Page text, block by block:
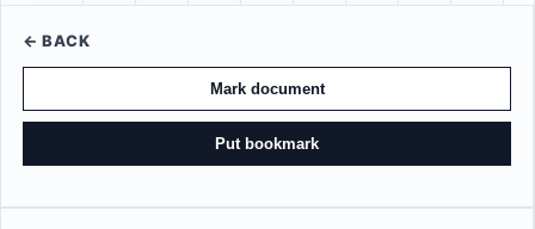
← BACK
Mark document
Put bookmark